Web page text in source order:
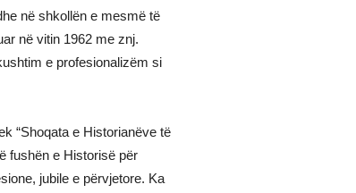
në shkollën e mesmë të
në vitin 1962 me znj.
e profesionalizëm si
“Shoqata e Historianëve të
fushën e Historisë për
jubile e përvjetore. Ka